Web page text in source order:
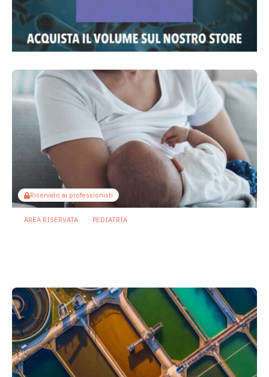
Riservato ai professionisti
AREA RISERVATA PEDIATRIA